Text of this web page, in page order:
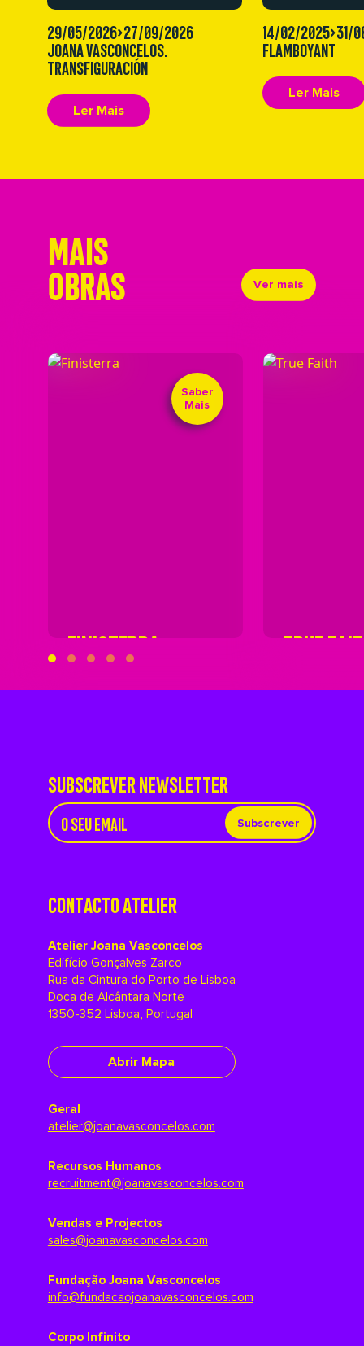
29/05/2026>27/09/2026
JOANA VASCONCELOS.
TRANSFIGURACIÓN
Ler Mais
14/02/2025>31/
FLAMBOYANT
Ler Mais
MAIS
OBRAS Ver mais
FINISTERRA
Saber
Mais
TRUE
SUBSCREVER NEWSLETTER
Subscrever
CONTACTO ATELIER
Atelier Joana Vasconcelos
Edifício Gonçalves Zarco
Rua da Cintura do Porto de Lisboa
Doca de Alcântara Norte
1350-352 Lisboa, Portugal
Abrir Mapa
Geral
atelier@joanavasconcelos.com
Recursos Humanos
recruitment@joanavasconcelos.com
Vendas e Projectos
sales@joanavasconcelos.com
Fundação Joana Vasconcelos
info@fundacaojoanavasconcelos.com
Corpo Infinito